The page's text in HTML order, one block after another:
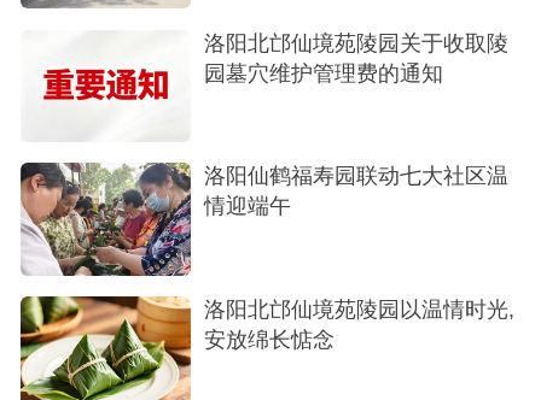
洛阳北邙仙境苑陵园关于收取陵
园墓穴维护管理费的通知
洛阳仙鹤福寿园联动七大社区温
情迎端午
洛阳北邙仙境苑陵园以温情时光,
安放绵长惦念